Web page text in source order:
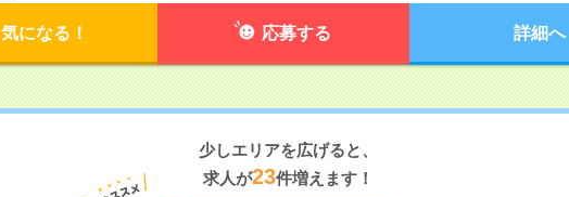
気になる！ 応募する 詳細へ
少しエリアを広げると、
求人が23件増えます！